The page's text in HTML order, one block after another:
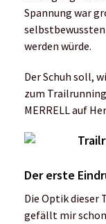
Spannung war
selbstbewussten
werden würde.
Der Schuh soll,
zum
MERRELL auf
Der erste
Die Optik dieser
gefällt mir schon